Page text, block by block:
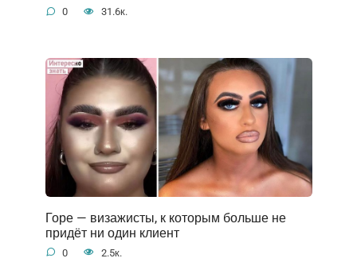
0 31.6к.
Горе — визажисты, к которым больше не
придёт ни один клиент
0 2.5к.